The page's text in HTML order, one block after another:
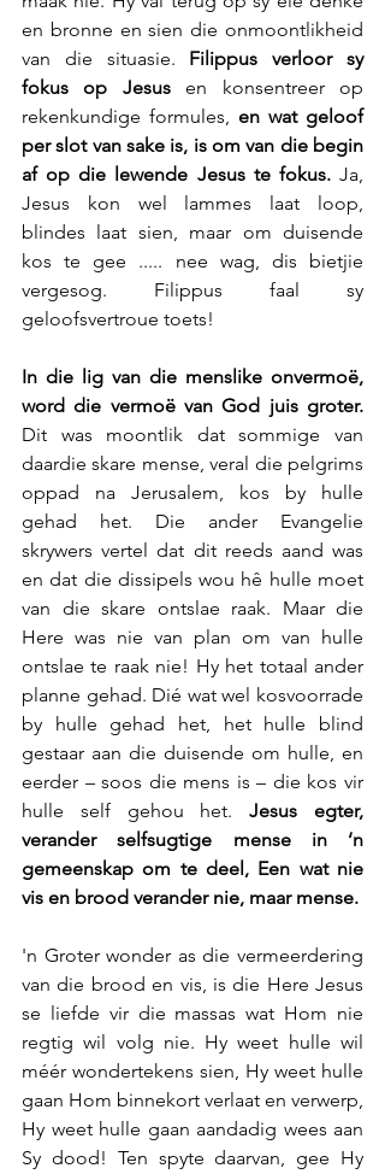
en bronne en sien die onmoontlikheid
van die situasie. Filippus verloor sy
fokus op Jesus en konsentreer op
rekenkundige formules, en wat geloof
per slot van sake is, is om van die begin
af op die lewende Jesus te fokus. Ja,
Jesus kon wel lammes laat loop,
blindes laat sien, maar om duisende
kos te gee ..... nee wag, dis bietjie
vergesog. Filippus faal sy
geloofsvertroue toets!
In die lig van die menslike onvermoë,
Dit was moontlik dat sommige van
daardie skare mense, veral die pelgrims
oppad na Jerusalem, kos by hulle
gehad het. Die ander Evangelie
skrywers vertel dat dit reeds aand was
en dat die dissipels wou hê hulle moet
van die skare ontslae raak. Maar die
Here was nie van plan om van hulle
ontslae te raak nie! Hy het totaal ander
planne gehad. Dié wat wel kosvoorrade
by hulle gehad het, het hulle blind
gestaar aan die duisende om hulle, en
eerder – soos die mens is – die kos vir
hulle self gehou het. Jesus egter,
verander selfsugtige mense in ‘n
gemeenskap om te deel, Een wat nie
vis en brood verander nie, maar mense.
'n Groter wonder as die vermeerdering
van die brood en vis, is die Here Jesus
se liefde vir die massas wat Hom nie
regtig wil volg nie. Hy weet hulle wil
méér wondertekens sien, Hy weet hulle
gaan Hom binnekort verlaat en verwerp,
Hy weet hulle gaan aandadig wees aan
Sy dood! Ten spyte daarvan, gee Hy